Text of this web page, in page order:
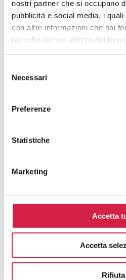
nostri partner che si occupano
pubblicità e social media, i
con altre informazioni che hai
raccolto dal tuo utilizzo dei loro
delNecessari
Preferenze
Statistiche
Marketing
Accetta
Accetta
Rifiuta
Popolazione?
Hai avuto
struttura e desideri
La tua opinione è
servizi degli ospedali con il
Nome e cognome*
E-mail*